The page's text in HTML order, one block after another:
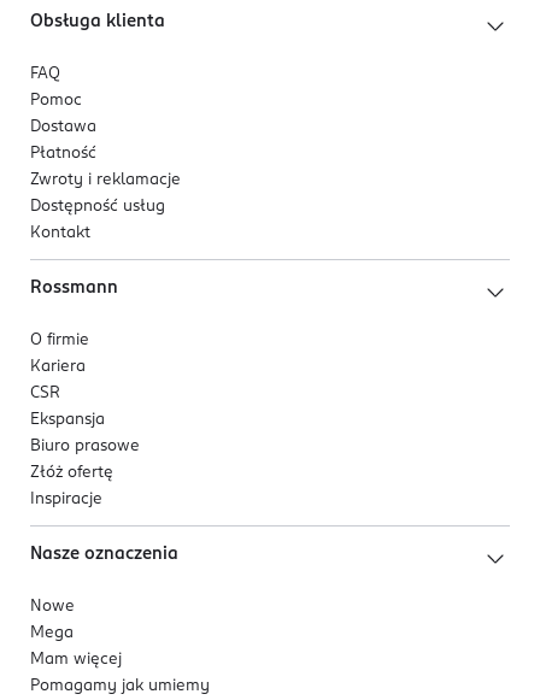
Obsługa klienta
FAQ
Pomoc
Dostawa
Płatność
Zwroty i reklamacje
Dostępność usług
Kontakt
Rossmann
O firmie
Kariera
CSR
Ekspansja
Biuro prasowe
Złóż ofertę
Inspiracje
Nasze oznaczenia
Nowe
Mega
Mam więcej
Pomagamy jak umiemy